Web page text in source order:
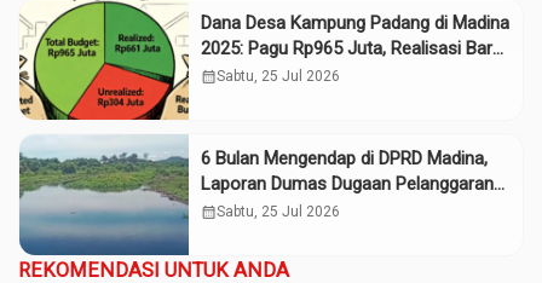
Dana Desa Kampung Padang di Madina
2025: Pagu Rp965 Juta, Realisasi Baru
Rp661 Juta
calendar_monthSabtu, 25 Jul 2026
6 Bulan Mengendap di DPRD Madina,
Laporan Dumas Dugaan Pelanggaran
PT Rendi Tak Digubris
calendar_monthSabtu, 25 Jul 2026
REKOMENDASI UNTUK ANDA